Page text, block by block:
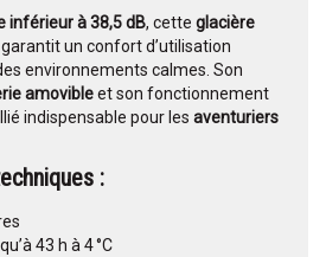
inférieur à 38,5 dB, cette glacière
garantit un confort d’utilisation
environnements calmes. Son
amovibleet son fonctionnement
indispensable pour les aventuriers
:
43 h à 4 °C